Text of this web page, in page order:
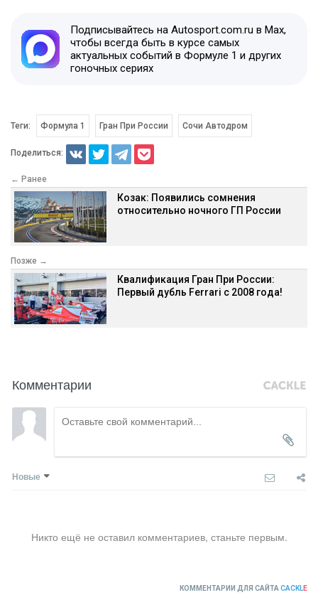
Подписывайтесь на Autosport.com.ru в Max,
чтобы всегда быть в курсе самых
актуальных событий в Формуле 1 и других
гоночных сериях
Теги: Формула 1 Гран При России Сочи Автодром
Поделиться:
← Ранее
Козак: Появились сомнения
относительно ночного ГП России
Позже →
Квалификация Гран При России:
Первый дубль Ferrari с 2008 года!
Комментарии
Новые
Никто ещё не оставил комментариев, станьте первым.
КОММЕНТАРИИ ДЛЯ САЙТА CACKLE